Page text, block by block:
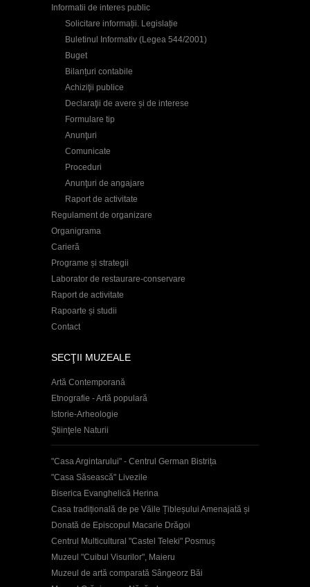
Informatii de interes public
Solicitare informații. Legislație
Buletinul Informativ (Legea 544/2001)
Buget
Bilanțuri contabile
Achiziţii publice
Declaraţii de avere și de interese
Formulare tip
Anunţuri
Comunicate
Proceduri
Anunţuri de angajare
Raport de activitate
Regulament de organizare
Organigrama
Carieră
Programe și strategii
Laborator de restaurare-conservare
Raport de activitate
Rapoarte și studii
Contact
SECŢII MUZEALE
Artă Contemporană
Etnografie - Artă populară
Istorie-Arheologie
Ştiinţele Naturii
"Casa Argintarului" - Centrul German Bistrița
"Casa Săsească" Livezile
Biserica Evanghelică Herina
Casa tradițională de pe Văile Țibleșului Amenajată și
Donată de Episcopul Macarie Drăgoi
Centrul Multicultural "Castel Teleki" Posmuș
Muzeul "Cuibul Visurilor", Maieru
Muzeul de artă comparată Sângeorz Băi